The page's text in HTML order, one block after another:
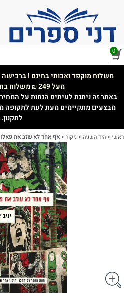
0
משלוח מוקפד ואכותי בחינם ! ברכישה
מעל 249
₪משלוח
באתר זה ניתנת לעיתים הנחות על
מבצעים מתקיימים מעת לעת לתקופה
לתקנון.
ראשי >היד השניה >מקור >אף אחד לא עוזב את פאלו